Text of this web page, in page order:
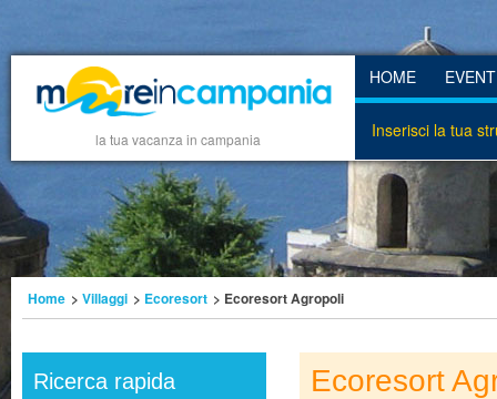
la tua vacanza in campania
HOME
Inserisci la tua
Home > Villaggi > Ecoresort > Ecoresort Agropoli
Ricerca rapida Ecoresort